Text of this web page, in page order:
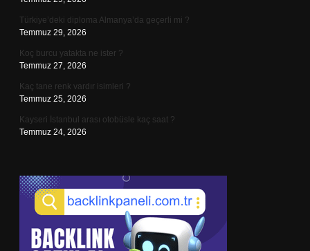
Türkiye’deki diploma Almanya’da geçerli mi ?
Temmuz 29, 2026
Koç burcu yatakta ne ister ?
Temmuz 27, 2026
Kaç tane renk vardır isimleri ?
Temmuz 25, 2026
Kayseri İstanbul arası otobüsle kaç saat ?
Temmuz 24, 2026